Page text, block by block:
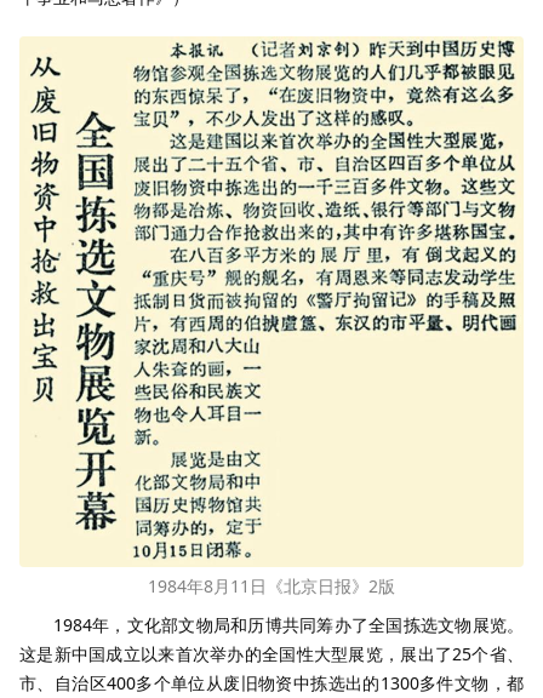
1984年8月11日《北京日报》2版
1984年，文化部文物局和历博共同筹办了全国拣选文物展览。
这是新中国成立以来首次举办的全国性大型展览，展出了25个省、
市、自治区400多个单位从废旧物资中拣选出的1300多件文物，都